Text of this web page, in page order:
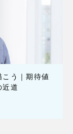
う｜期待値
近道